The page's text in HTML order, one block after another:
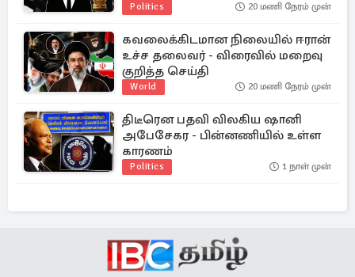
Politics 20 மணி நேரம் முன்
கவலைக்கிடமான நிலையில் ஈரான்
உச்ச தலைவர் - விரைவில் மறைவு
குறித்த செய்தி
World 20 மணி நேரம் முன்
திடீரென பதவி விலகிய ஷானி
அபேசேகர - பின்னணியில் உள்ள
காரணம்
Politics 1 நாள் முன்